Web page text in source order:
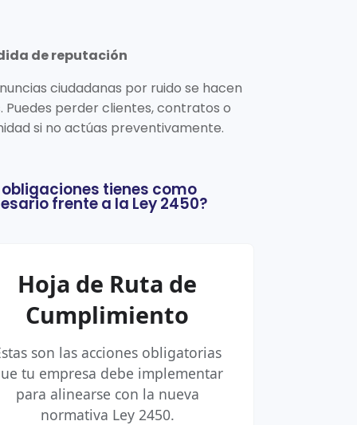
de reputación
ciudadanas por ruido se hacen
Puedes perder clientes, contratos o
si no actúas preventivamente.
obligaciones tienes como
frente a la Ley 2450?
Hoja de Ruta de
Cumplimiento
son las acciones obligatorias
tu empresa debe implementar
para alinearse con la nueva
normativa Ley 2450.